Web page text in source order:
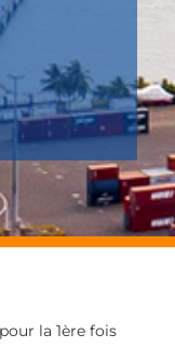
la 1ère fois